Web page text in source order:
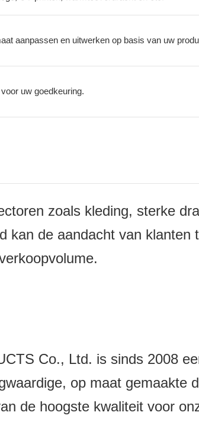
aanpassen en uitwerken op basis van uw
uw goedkeuring.
zoals kleding, sterke
de aandacht van
Co., Ltd. is sinds 2008
op maat gemaakte
de hoogste kwaliteit voor